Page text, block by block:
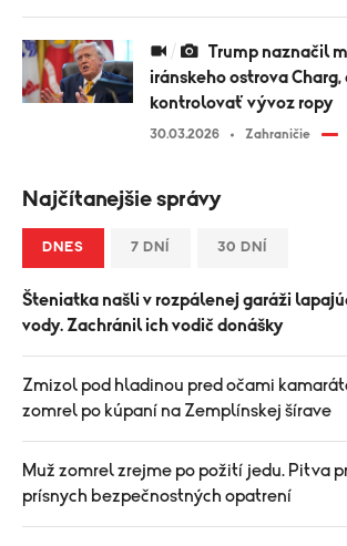
iránskeho ostrova Charg,
kontrolovať vývoz ropy
30.03.2026 Zahraničie
Najčítanejšie správy
DNES 7 DNÍ 30 DNÍ
Šteniatka našli v rozpálenej garáži
vody. Zachránil ich vodič donášky
Zmizol pod hladinou pred očami
zomrel po kúpaní na Zemplínskej šírave
Muž zomrel zrejme po požití jedu. Pitva
prísnych bezpečnostných opatrení